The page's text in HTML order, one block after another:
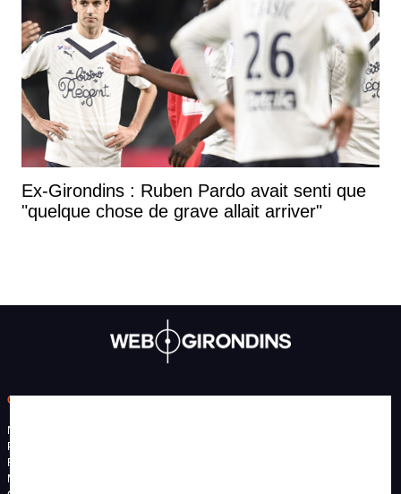
Ex-Girondins : Ruben Pardo avait senti que
"quelque chose de grave allait arriver"
CONTACT
Nous contacter
Publicité
Recrutement
Mentions légales